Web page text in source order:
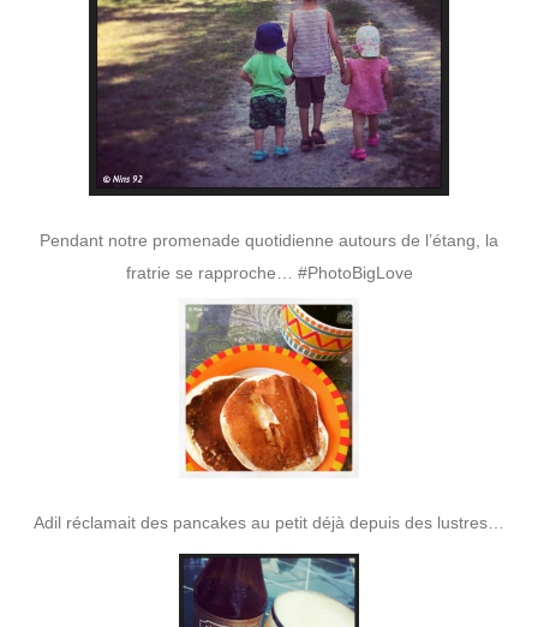
Pendant notre promenade quotidienne autours de l’étang, la
fratrie se rapproche… #PhotoBigLove
Adil réclamait des pancakes au petit déjà depuis des lustres…